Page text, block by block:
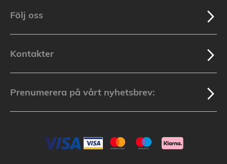
Följ oss
Kontakter
Prenumerera på vårt nyhetsbrev: